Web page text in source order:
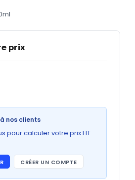
prix
nos clients
pour calculer votre prix HT
CRÉER UN COMPTE